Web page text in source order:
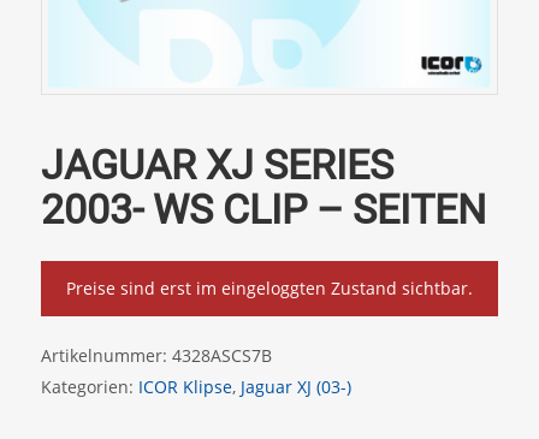
JAGUAR XJ SERIES
2003- WS CLIP – SEITEN
Preise sind erst im eingeloggten Zustand sichtbar.
Artikelnummer: 4328ASCS7B
Kategorien: ICOR Klipse, Jaguar XJ (03-)